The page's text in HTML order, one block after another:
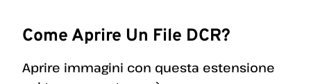
Come Aprire Un File DCR?
Aprire immagini con questa estensione